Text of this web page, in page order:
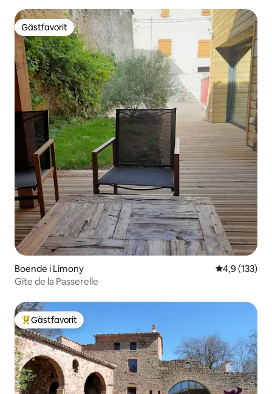
Gästfavorit
Gästfavorit
Boende i Limony 4,9 av 5 i
4,9 (133)
Gite de la Passerelle
Populär gästfavorit
Gästfavorit